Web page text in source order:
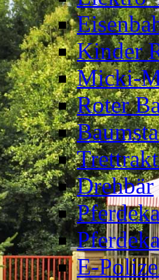
Kinder
Micki-
Roter
Drehbär
E-